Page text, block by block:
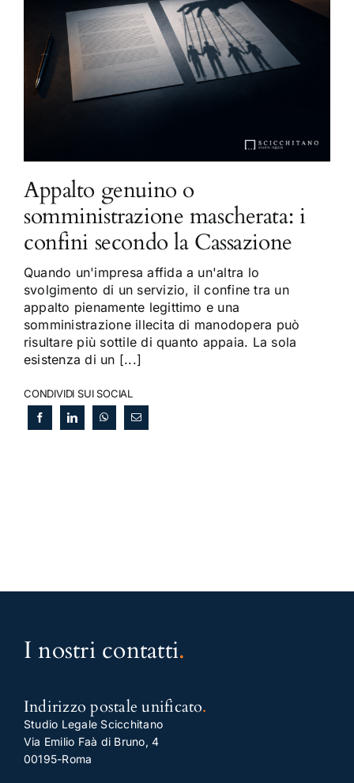
Appalto genuino o
somministrazione mascherata: i
confini secondo la Cassazione
Quando un'impresa affida a un'altra lo
svolgimento di un servizio, il confine tra un
appalto pienamente legittimo e una
somministrazione illecita di manodopera può
risultare più sottile di quanto appaia. La sola
esistenza di un [...]
CONDIVIDI SUI SOCIAL
I nostri contatti.
Indirizzo postale unificato.
Studio Legale Scicchitano
Via Emilio Faà di Bruno, 4
00195-Roma